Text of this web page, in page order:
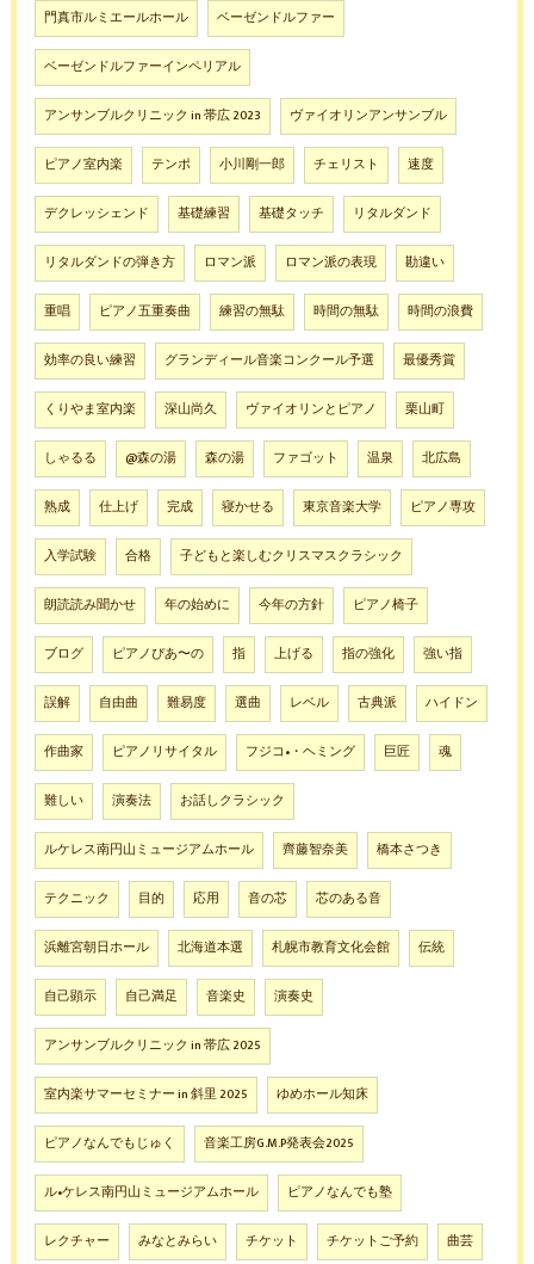
門真市ルミエールホール ベーゼンドルファー
ベーゼンドルファーインペリアル
アンサンブルクリニック in 帯広 2023 ヴァイオリンアンサンブル
ピアノ室内楽 テンポ 小川剛一郎 チェリスト 速度
デクレッシェンド 基礎練習 基礎タッチ リタルダンド
リタルダンドの弾き方 ロマン派 ロマン派の表現 勘違い
重唱 ピアノ五重奏曲 練習の無駄 時間の無駄 時間の浪費
効率の良い練習 グランディール音楽コンクール予選 最優秀賞
くりやま室内楽 深山尚久 ヴァイオリンとピアノ 栗山町
しゃるる @森の湯 森の湯 ファゴット 温泉 北広島
熟成 仕上げ 完成 寝かせる 東京音楽大学 ピアノ専攻
入学試験 合格 子どもと楽しむクリスマスクラシック
朗読読み聞かせ 年の始めに 今年の方針 ピアノ椅子
ブログ ピアノぴあ〜の 指 上げる 指の強化 強い指
誤解 自由曲 難易度 選曲 レベル 古典派 ハイドン
作曲家 ピアノリサイタル フジコ•・ヘミング 巨匠 魂
難しい 演奏法 お話しクラシック
ルケレス南円山ミュージアムホール 齊藤智奈美 橋本さつき
テクニック 目的 応用 音の芯 芯のある音
浜離宮朝日ホール 北海道本選 札幌市教育文化会館 伝統
自己顕示 自己満足 音楽史 演奏史
アンサンブルクリニック in 帯広 2025
室内楽サマーセミナー in 斜里 2025 ゆめホール知床
ピアノなんでもじゅく 音楽工房G.M.P発表会2025
ル•ケレス南円山ミュージアムホール ピアノなんでも塾
レクチャー みなとみらい チケット チケットご予約 曲芸